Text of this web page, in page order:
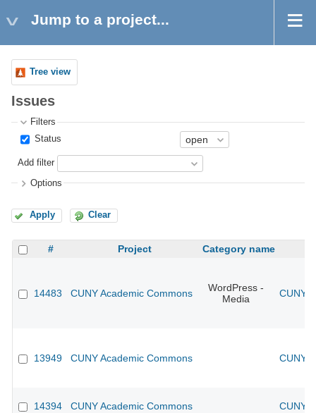
Jump to a project...
Tree view
Issues
Filters
Status
Add filter
Options
Apply Clear
# Project Category name
14483 CUNY Academic Commons
WordPress -
Media
CUNY
13949 CUNY Academic Commons CUNY
14394 CUNY Academic Commons CUNY